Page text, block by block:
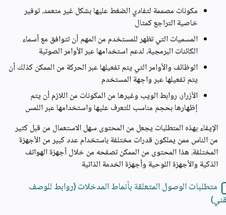
مكونات مصممة لتفادي الضغط عليها بشكل غير متعمد، توفير
خاصية التراجع كمثال
المسميات التي تظهر للمستخدم من المهم أن تتوافق مع أسماء
الكائنات البرمجية، لدعم استخدامها عبر الأوامر الصوتية
الوظائف والأوامر التي يتم تفعيلها عبر الحركة من الممكن كذلك أن
يتم تفعيلها عبر واجهة المستخدم
الأزرار، روابط الويب وغيرها من المكونات من اللازم أن يتم
إظهارها بحجم مناسب للتعرف عليها واستخدامها عبر اللمس
الإيفاء بهذه المتطلبات يجعل من المحتوى سهل الاستعمال من قبل كثير
من الناس ممن يملكون قدرات مختلفة باستخدام عدد كبير من الأجهزة
المختلفة، هذا المحتوى من الممكن تصفحه من خلال أجهزة الهواتف
الذكية والأجهزة اللوحية وأجهزة الخدمة الذاتية
متطلبات الوصول المتعلقة بأنماط المدخلات (روابط للوصف